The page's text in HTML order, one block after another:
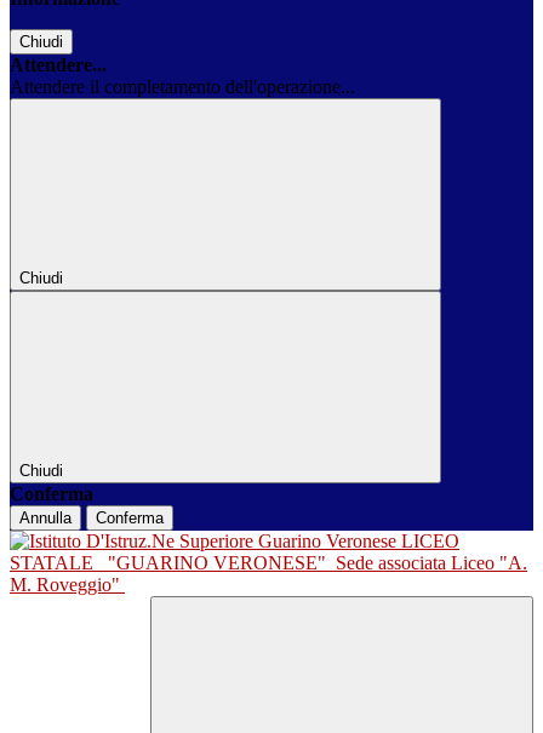
Chiudi
Attendere...
Attendere il completamento dell'operazione...
Chiudi
Chiudi
Conferma
Annulla Conferma
LICEO
STATALE
"GUARINO VERONESE" Sede associata Liceo "A.
M. Roveggio"